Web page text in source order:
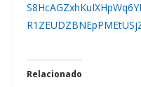
Relacionado